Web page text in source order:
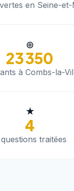
en Seine-
◎
23 350
à Combs-la-
★
4
traitées